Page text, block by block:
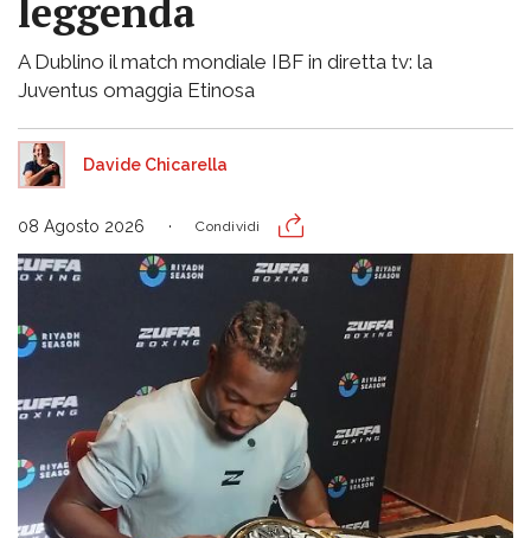
leggenda
A Dublino il match mondiale IBF in diretta tv: la
Juventus omaggia Etinosa
Davide Chicarella
08 Agosto 2026 Condividi